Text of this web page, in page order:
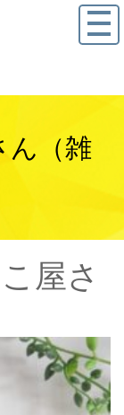
ん（雑
屋さ